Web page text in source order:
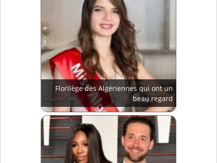
Florilège des Algériennes qui ont un
beau regard